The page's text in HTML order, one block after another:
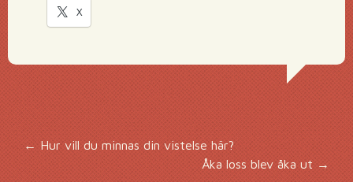
X
Inläggsnavigering
← Hur vill du minnas din vistelse här?
Åka loss blev åka ut →